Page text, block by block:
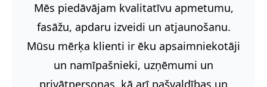
Mēs piedāvājam kvalitatīvu apmetumu,
fasāžu, apdaru izveidi un atjaunošanu.
Mūsu mērķa klienti ir ēku apsaimniekotāji
un namīpašnieki, uzņēmumi un
privātpersonas, kā arī pašvaldības un